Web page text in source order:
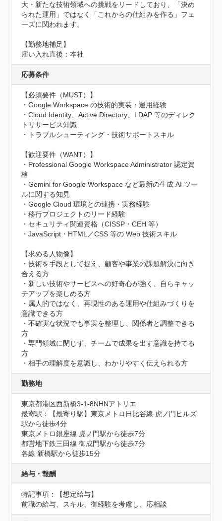
大・新たな技術領域への挑戦をリードしており、「決め
られた運用」ではなく「これからの仕組みを作る」フェ
ーズに関われます。
【勤務地補足】
雇い入れ直後：本社
応募条件
【必須要件（MUST）】
・Google Workspace の技術的実装・運用経験
・Cloud Identity、Active Directory、LDAP 等のディレク
トリサービス知識
・トラブルシューティング・技術サポートスキル
【歓迎要件（WANT）】
・Professional Google Workspace Administrator 認定資
格
・Gemini for Google Workspace など最新の生成 AI ツー
ルに関する知見
・Google Cloud 環境との連携・実務経験
・移行プロジェクトのリード経験
・セキュリティ関連資格（CISSP・CEH 等）
・JavaScript・HTML／CSS 等の Web 技術スキル
【求める人物像】
・技術を手段として捉え、顧客や事業の課題解決に向き
合える方
・新しい技術やサービスへの好奇心が強く、自らキャッ
チアップを楽しめる方
・属人的ではなく、再現性のある運用や仕組みづくりを
意識できる方
・不確実な状況でも事実を整理し、関係者と調整できる
方
・専門領域に閉じず、チームで成果を出す意識を持てる
方
・相手の理解度を意識し、わかりやすく伝えられる方
勤務地
東京都港区西新橋3-1-8NHNアトリエ
最寄駅：【最寄り駅】東京メトロ日比谷線 虎ノ門ヒルズ
駅から徒歩4分
東京メトロ銀座線 虎ノ門駅から徒歩7分
都営地下鉄三田線 御成門駅から徒歩7分
各線 新橋駅から徒歩15分
給与・報酬
特記事項：【想定給与】
前職の給与、スキル、御経験を考慮し、応相談